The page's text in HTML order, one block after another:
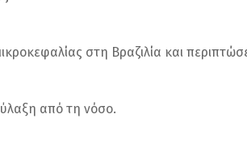
στη Βραζιλία και
από τη νόσο.